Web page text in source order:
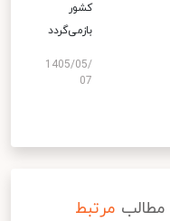
کشور
بازمی‌گردد
1405/05/
07
مطالب مرتبط